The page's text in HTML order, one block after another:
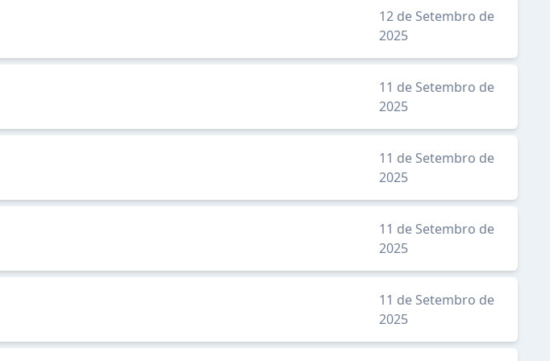
12 de Setembro de
2025
11 de Setembro de
2025
11 de Setembro de
2025
11 de Setembro de
2025
11 de Setembro de
2025